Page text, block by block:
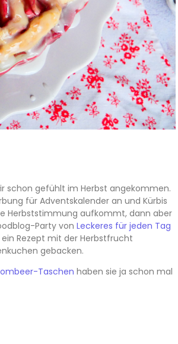
schon gefühlt im Herbst angekommen.
für Adventskalender an und Kürbis
Herbststimmung aufkommt, dann aber
Party von Leckeres für jeden Tag
Rezept mit der Herbstfrucht
gebacken.
Taschen haben sie ja schon mal